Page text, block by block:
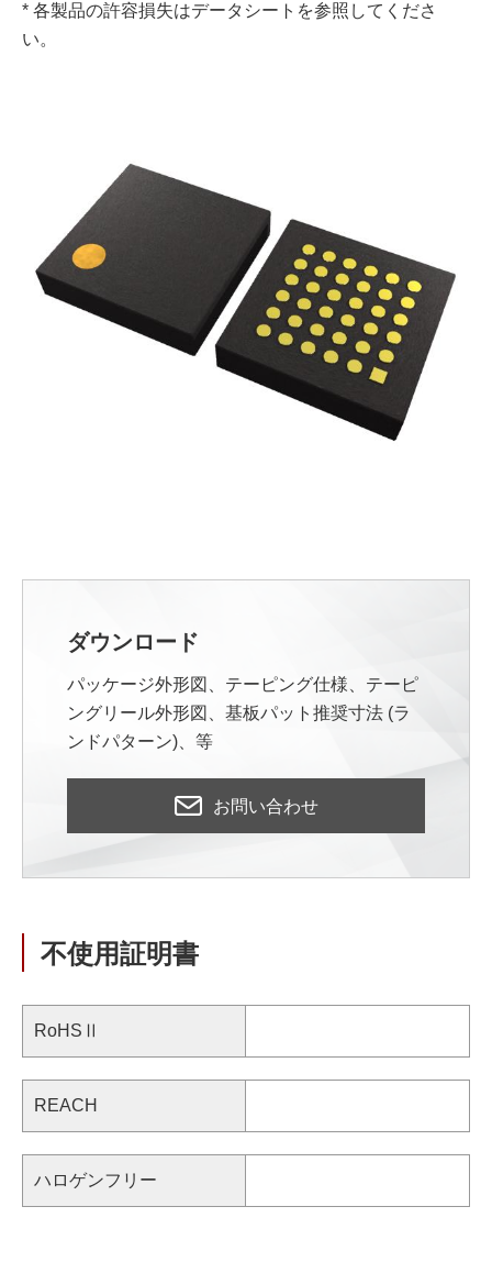
* 各製品の許容損失はデータシートを参照してくださ
い。
ダウンロード
パッケージ外形図、テーピング仕様、テーピ
ングリール外形図、基板パット推奨寸法 (ラ
ンドパターン)、等
お問い合わせ
不使用証明書
RoHSⅡ
REACH
ハロゲンフリー